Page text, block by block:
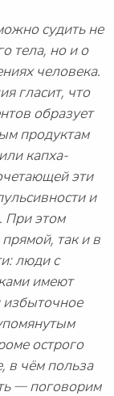
судить не
тела, но и о
человека.
гласит, что
образует
продуктам
капха-
эти
и
При этом
так и в
люди с
имеют
избыточное
острого
в чём польза
— поговорим